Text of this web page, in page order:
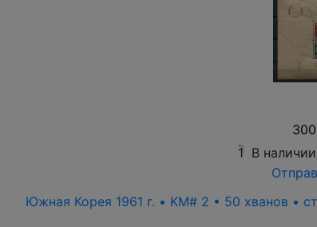
1 В
Южная Корея 1961 г. • KM# 2 • 50 хванов •